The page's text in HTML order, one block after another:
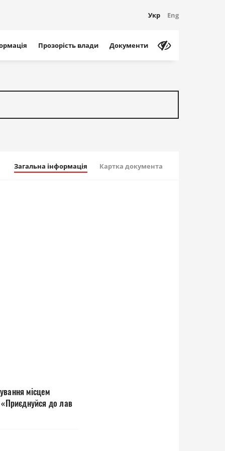
Укр Eng
Прозорість влади Документи
Загальна інформація Картка документа
місцем
«Приєднуйся до лав